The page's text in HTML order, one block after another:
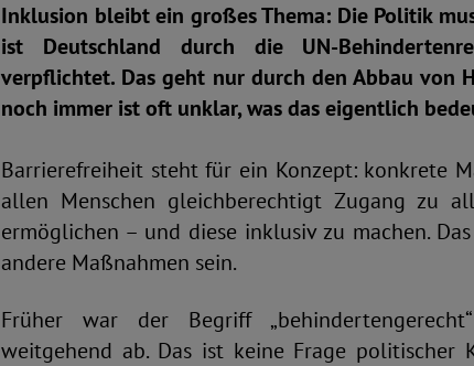
Inklusion bleibt ein großes Thema: Die Politik
ist Deutschland durch die UN-
verpflichtet. Das geht nur durch den Abbau von
noch immer ist oft unklar, was das eigentlich
Barrierefreiheit steht für ein Konzept: konkrete
allen Menschen gleichberechtigt Zugang zu
ermöglichen – und diese inklusiv zu machen.
andere Maßnahmen sein.
Früher war der Begriff
weitgehend ab. Das ist keine Frage politischer